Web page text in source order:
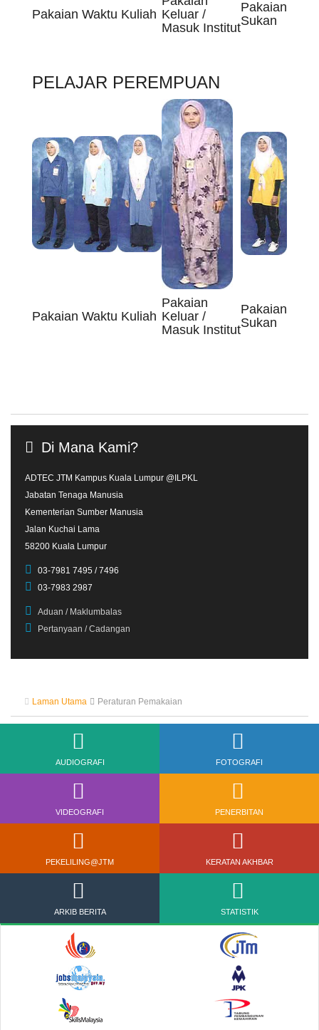
Pakaian Waktu Kuliah Keluar /
Masuk Institut
Pakaian
Sukan
PELAJAR PEREMPUAN
Pakaian Waktu Kuliah
Pakaian
Keluar /
Masuk Institut
Pakaian
Sukan
Di Mana Kami?
ADTEC JTM Kampus Kuala Lumpur @ILPKL
Jabatan Tenaga Manusia
Kementerian Sumber Manusia
Jalan Kuchai Lama
58200 Kuala Lumpur
03-7981 7495 / 7496
03-7983 2987
Aduan / Maklumbalas
Pertanyaan / Cadangan
Laman Utama Peraturan Pemakaian
AUDIOGRAFI FOTOGRAFI
VIDEOGRAFI PENERBITAN
PEKELILING@JTM KERATAN AKHBAR
ARKIB BERITA STATISTIK